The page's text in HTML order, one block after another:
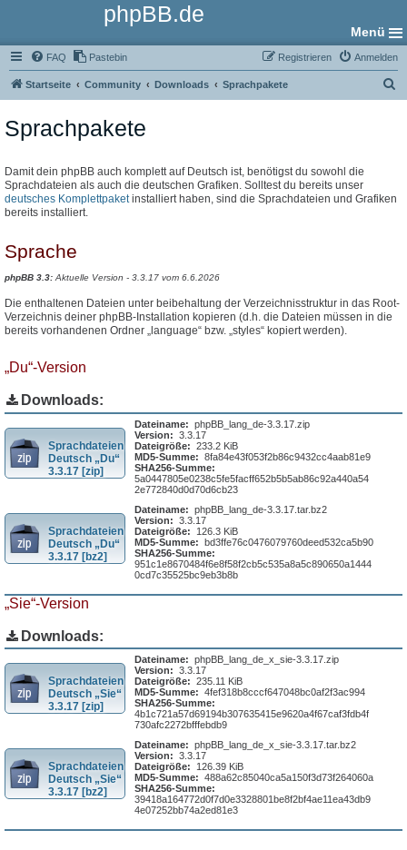
phpBB.de
Menü
FAQ Pastebin Anmelden
Registrieren
Startseite Community Downloads Sprachpakete
Sprachpakete
Damit dein phpBB auch komplett auf Deutsch ist, benötigst du sowohl die
Sprachdateien als auch die deutschen Grafiken. Solltest du bereits unser
deutsches Komplettpaketinstalliert haben, sind die Sprachdateien und Grafiken
bereits installiert.
Sprache
phpBB 3.3:Aktuelle Version - 3.3.17 vom 6.6.2026
Die enthaltenen Dateien unter beibehaltung der Verzeichnisstruktur in das Root-
Verzeichnis deiner phpBB-Installation kopieren (d.h. die Dateien müssen in die
bereits vorhandenen Ordner „language“ bzw. „styles“ kopiert werden).
„Du“-Version
Downloads:
Sprachdateien
Deutsch „Du“
3.3.17 [zip]
Dateiname: phpBB_lang_de-3.3.17.zip
Version: 3.3.17
Dateigröße: 233.2 KiB
MD5-Summe: 8fa84e43f053f2b86c9432cc4aab81e9
SHA256-Summe:
5a0447805e0238c5fe5facff652b5b5ab86c92a440a54
2e772840d0d70d6cb23
Sprachdateien
Deutsch „Du“
3.3.17 [bz2]
Dateiname: phpBB_lang_de-3.3.17.tar.bz2
Version: 3.3.17
Dateigröße:
126.3 KiB
MD5-Summe: bd3ffe76c0476079760deed532ca5b90
SHA256-Summe:
951c1e8670484f6e8f58f2cb5c535a8a5c890650a1444
0cd7c35525bc9eb3b8b
„Sie“-Version
Downloads:
Sprachdateien
Deutsch „Sie“
3.3.17 [zip]
Dateiname: phpBB_lang_de_x_sie-3.3.17.zip
Version: 3.3.17
Dateigröße: 235.11 KiB
MD5-Summe: 4fef318b8cccf647048bc0af2f3ac994
SHA256-Summe:
4b1c721a57d69194b307635415e9620a4f67caf3fdb4f
730afc2272bfffebdb9
Sprachdateien
Deutsch „Sie“
3.3.17 [bz2]
Dateiname: phpBB_lang_de_x_sie-3.3.17.tar.bz2
Version: 3.3.17
Dateigröße:
126.39 KiB
MD5-Summe: 488a62c85040ca5a150f3d73f264060a
SHA256-Summe:
39418a164772d0f7d0e3328801be8f2bf4ae11ea43db9
4e07252bb74a2ed81e3